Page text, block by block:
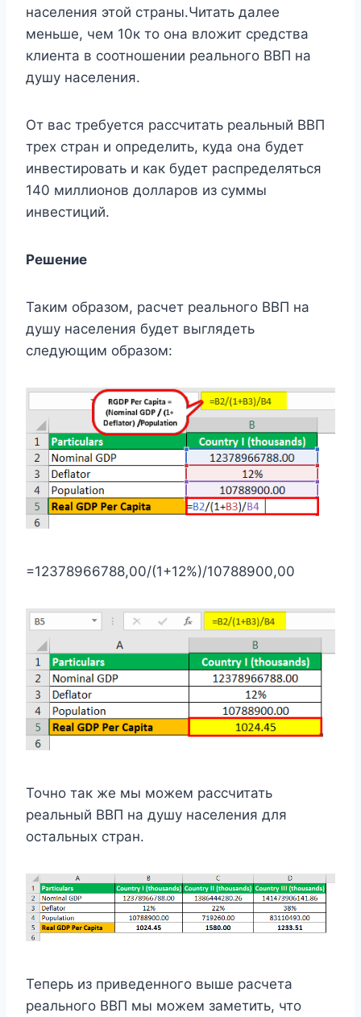
населения этой страны.Читать далее
меньше, чем 10к то она вложит средства
клиента в соотношении реального ВВП на
душу населения.
От вас требуется рассчитать реальный ВВП
трех стран и определить, куда она будет
инвестировать и как будет распределяться
140 миллионов долларов из суммы
инвестиций.
Решение
Таким образом, расчет реального ВВП на
душу населения будет выглядеть
следующим образом:
=12378966788,00/(1+12%)/10788900,00
Точно так же мы можем рассчитать
реальный ВВП на душу населения для
остальных стран.
Теперь из приведенного выше расчета
реального ВВП мы можем заметить, что